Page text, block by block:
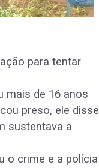
para tentar
mais de 16 anos
preso, ele disse
sustentava a
o crime e a polícia